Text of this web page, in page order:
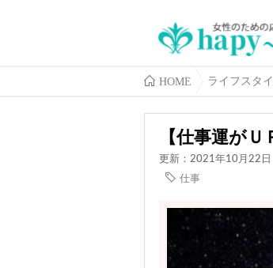
HOME ライフスタ
【仕事運が
更新：2021年10月22日
仕事